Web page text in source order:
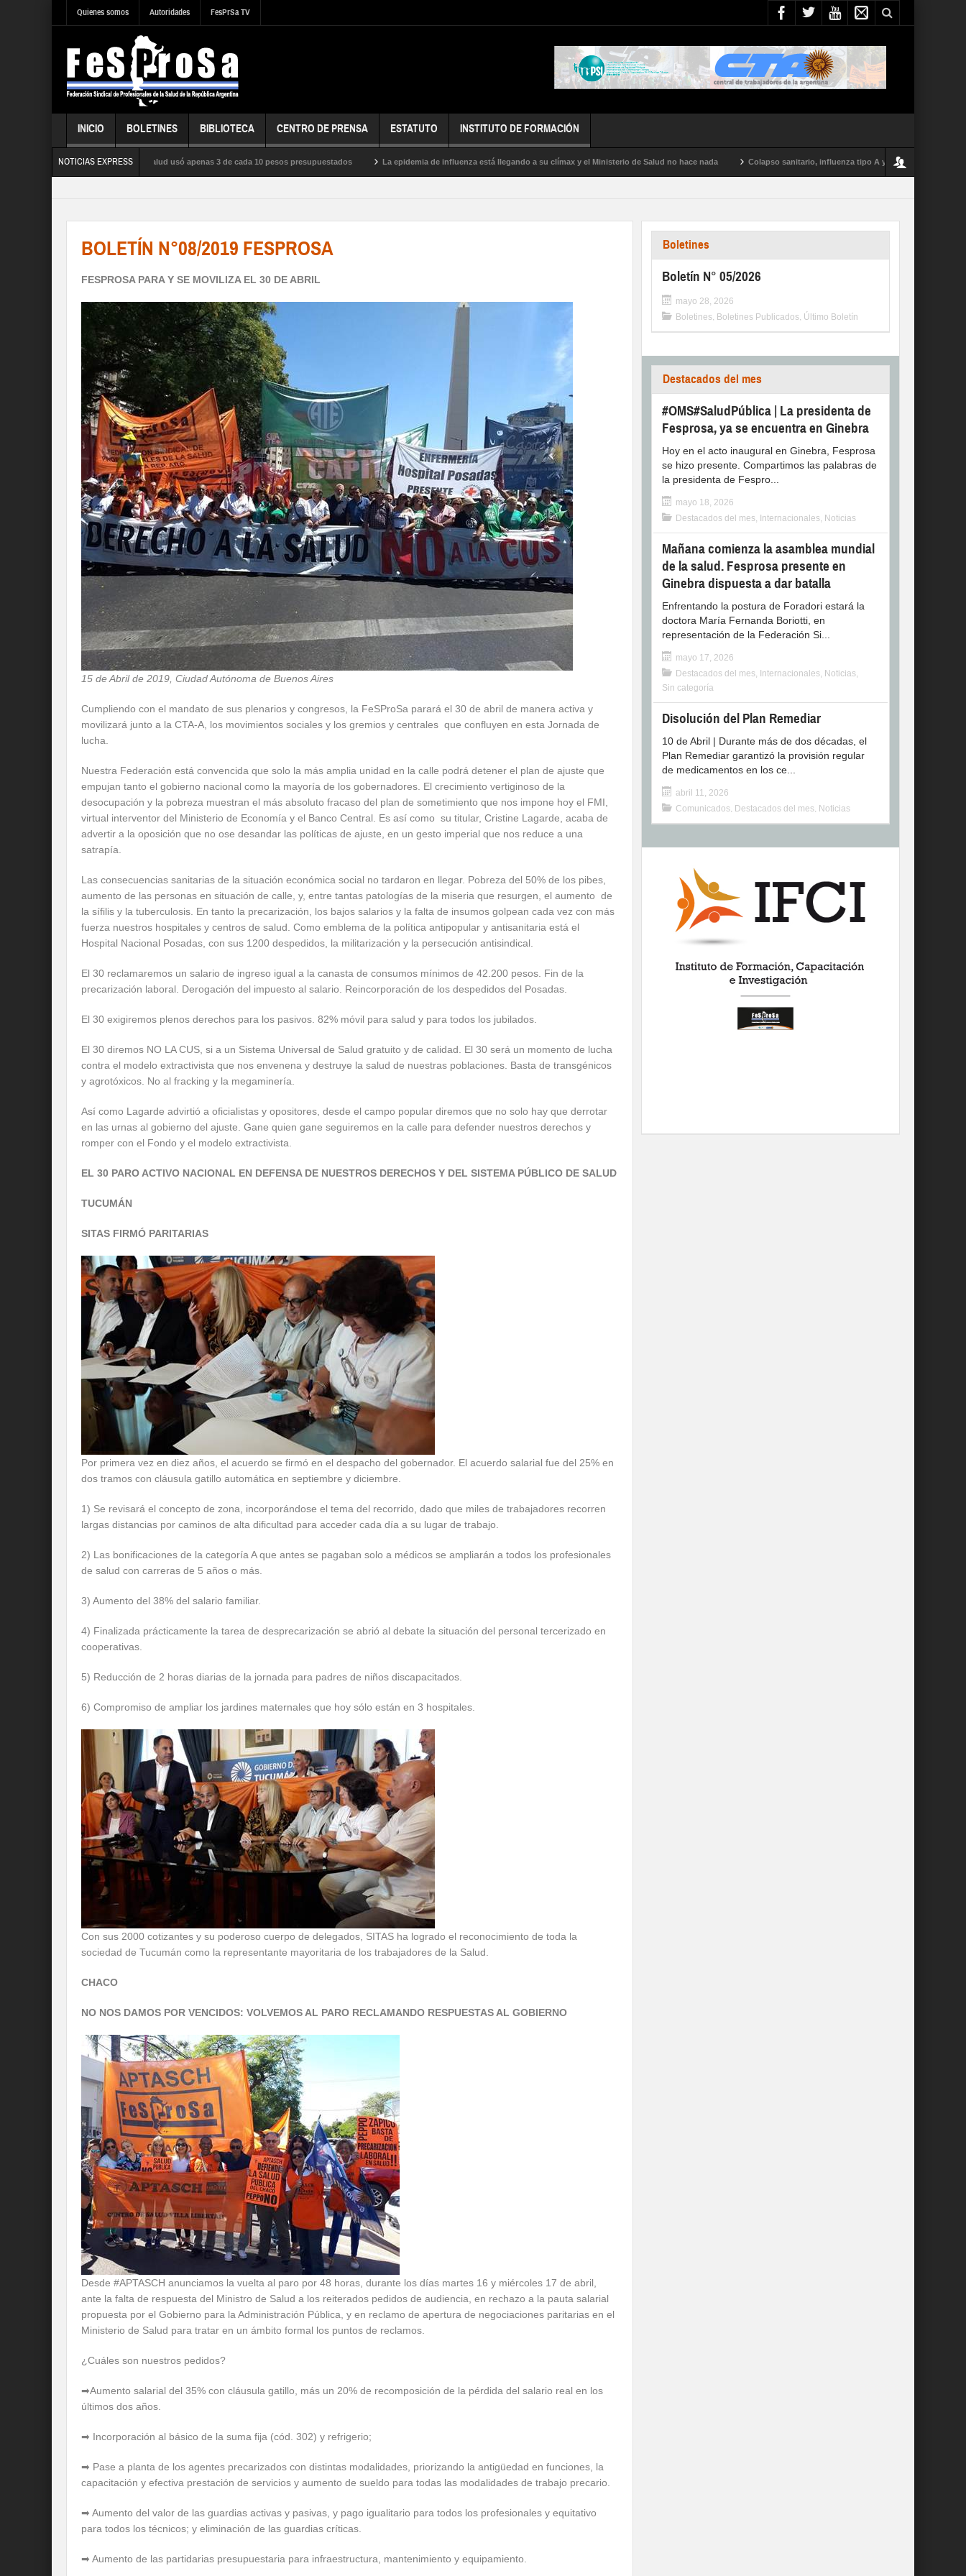
Quienes somos Autoridades FesPrSa TV
INICIO BOLETINES BIBLIOTECA CENTRO DE PRENSA ESTATUTO INSTITUTO DE FORMACIÓN
NOTICIAS EXPRESS
los hospitales, la salud usó apenas 3 de cada 10 pesos presupuestados La epidemia de influenza está llegando a su clímax y el Ministerio de Salud no hace nada Colapso sanitario, influenza tipo A y conflictos en todo el país: el
BOLETÍN N°08/2019 FESPROSA
FESPROSA PARA Y SE MOVILIZA EL 30 DE ABRIL
15 de Abril de 2019, Ciudad Autónoma de Buenos Aires
Cumpliendo con el mandato de sus plenarios y congresos, la FeSProSa parará el 30 de abril de manera activa y
movilizará junto a la CTA-A, los movimientos sociales y los gremios y centrales que confluyen en esta Jornada de
lucha.
Nuestra Federación está convencida que solo la más amplia unidad en la calle podrá detener el plan de ajuste que
empujan tanto el gobierno nacional como la mayoría de los gobernadores. El crecimiento vertiginoso de la
desocupación y la pobreza muestran el más absoluto fracaso del plan de sometimiento que nos impone hoy el FMI,
virtual interventor del Ministerio de Economía y el Banco Central. Es así como su titular, Cristine Lagarde, acaba de
advertir a la oposición que no ose desandar las políticas de ajuste, en un gesto imperial que nos reduce a una
satrapía.
Las consecuencias sanitarias de la situación económica social no tardaron en llegar. Pobreza del 50% de los pibes,
aumento de las personas en situación de calle, y, entre tantas patologías de la miseria que resurgen, el aumento de
la sífilis y la tuberculosis. En tanto la precarización, los bajos salarios y la falta de insumos golpean cada vez con más
fuerza nuestros hospitales y centros de salud. Como emblema de la política antipopular y antisanitaria está el
Hospital Nacional Posadas, con sus 1200 despedidos, la militarización y la persecución antisindical.
El 30 reclamaremos un salario de ingreso igual a la canasta de consumos mínimos de 42.200 pesos. Fin de la
precarización laboral. Derogación del impuesto al salario. Reincorporación de los despedidos del Posadas.
El 30 exigiremos plenos derechos para los pasivos. 82% móvil para salud y para todos los jubilados.
El 30 diremos NO LA CUS, si a un Sistema Universal de Salud gratuito y de calidad. El 30 será un momento de lucha
contra el modelo extractivista que nos envenena y destruye la salud de nuestras poblaciones. Basta de transgénicos
y agrotóxicos. No al fracking y la megaminería.
Así como Lagarde advirtió a oficialistas y opositores, desde el campo popular diremos que no solo hay que derrotar
en las urnas al gobierno del ajuste. Gane quien gane seguiremos en la calle para defender nuestros derechos y
romper con el Fondo y el modelo extractivista.
EL 30 PARO ACTIVO NACIONAL EN DEFENSA DE NUESTROS DERECHOS Y DEL SISTEMA PÚBLICO DE SALUD
TUCUMÁN
SITAS FIRMÓ PARITARIAS
Por primera vez en diez años, el acuerdo se firmó en el despacho del gobernador. El acuerdo salarial fue del 25% en
dos tramos con cláusula gatillo automática en septiembre y diciembre.
1) Se revisará el concepto de zona, incorporándose el tema del recorrido, dado que miles de trabajadores recorren
largas distancias por caminos de alta dificultad para acceder cada día a su lugar de trabajo.
2) Las bonificaciones de la categoría A que antes se pagaban solo a médicos se ampliarán a todos los profesionales
de salud con carreras de 5 años o más.
3) Aumento del 38% del salario familiar.
4) Finalizada prácticamente la tarea de desprecarización se abrió al debate la situación del personal tercerizado en
cooperativas.
5) Reducción de 2 horas diarias de la jornada para padres de niños discapacitados.
6) Compromiso de ampliar los jardines maternales que hoy sólo están en 3 hospitales.
Con sus 2000 cotizantes y su poderoso cuerpo de delegados, SITAS ha logrado el reconocimiento de toda la
sociedad de Tucumán como la representante mayoritaria de los trabajadores de la Salud.
CHACO
NO NOS DAMOS POR VENCIDOS: VOLVEMOS AL PARO RECLAMANDO RESPUESTAS AL GOBIERNO
Desde #APTASCH anunciamos la vuelta al paro por 48 horas, durante los días martes 16 y miércoles 17 de abril,
ante la falta de respuesta del Ministro de Salud a los reiterados pedidos de audiencia, en rechazo a la pauta salarial
propuesta por el Gobierno para la Administración Pública, y en reclamo de apertura de negociaciones paritarias en el
Ministerio de Salud para tratar en un ámbito formal los puntos de reclamos.
¿Cuáles son nuestros pedidos?
➡Aumento salarial del 35% con cláusula gatillo, más un 20% de recomposición de la pérdida del salario real en los
últimos dos años.
➡ Incorporación al básico de la suma fija (cód. 302) y refrigerio;
➡ Pase a planta de los agentes precarizados con distintas modalidades, priorizando la antigüedad en funciones, la
capacitación y efectiva prestación de servicios y aumento de sueldo para todas las modalidades de trabajo precario.
➡ Aumento del valor de las guardias activas y pasivas, y pago igualitario para todos los profesionales y equitativo
para todos los técnicos; y eliminación de las guardias críticas.
➡ Aumento de las partidarias presupuestaria para infraestructura, mantenimiento y equipamiento.
Boletines
Boletín N° 05/2026
mayo 28, 2026
Boletines, Boletines Publicados, Último Boletín
Destacados del mes
#OMS#SaludPública | La presidenta de
Fesprosa, ya se encuentra en Ginebra
Hoy en el acto inaugural en Ginebra, Fesprosa
se hizo presente. Compartimos las palabras de
la presidenta de Fespro...
mayo 18, 2026
Destacados del mes, Internacionales, Noticias
Mañana comienza la asamblea mundial
de la salud. Fesprosa presente en
Ginebra dispuesta a dar batalla
Enfrentando la postura de Foradori estará la
doctora María Fernanda Boriotti, en
representación de la Federación Si...
mayo 17, 2026
Destacados del mes, Internacionales, Noticias,
Sin categoría
Disolución del Plan Remediar
10 de Abril | Durante más de dos décadas, el
Plan Remediar garantizó la provisión regular
de medicamentos en los ce...
abril 11, 2026
Comunicados, Destacados del mes, Noticias